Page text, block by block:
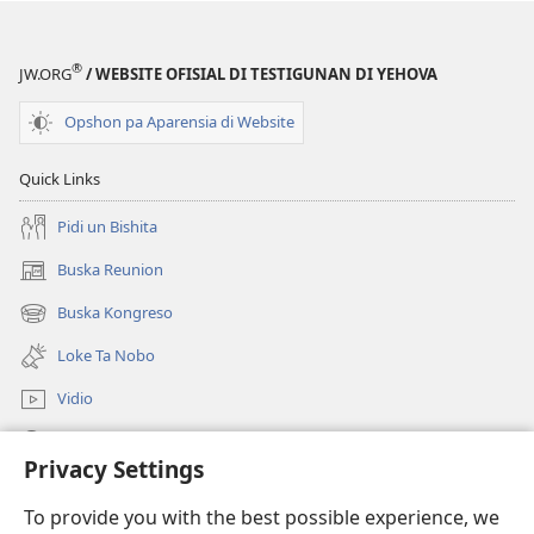
Privacy Settings
To provide you with the best possible experience, we
den
JW.ORG® / WEBSITE OFISIAL DI TESTIGUNAN DI YEHOVA
Opshon pa Aparensia di Website
Quick Links
Pidi un Bishita
Buska Reunion
(opens
new
window)
Buska Kongreso
(opens
new
window)
Loke Ta Nobo
Vidio
(opens